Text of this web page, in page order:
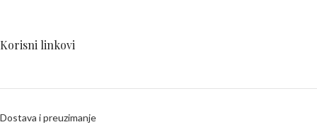
Korisni linkovi
Dostava i preuzimanje